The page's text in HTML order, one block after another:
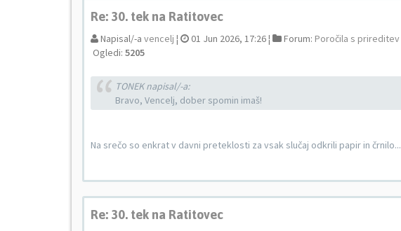
Re: 30. tek na Ratitovec
Napisal/-a vencelj ¦ 01 Jun 2026, 17:26 ¦ Forum: Poročila s prireditev
Ogledi: 5205
TONEK napisal/-a:
Bravo, Vencelj, dober spomin imaš!
Na srečo so enkrat v davni preteklosti za vsak slučaj odkrili papir in črnilo...
Re: 30. tek na Ratitovec